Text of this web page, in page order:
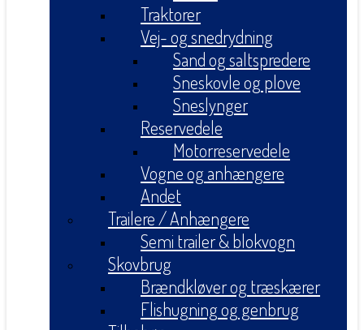
Traktorer
Vej- og snedrydning
Sand og saltspredere
Sneskovle og plove
Sneslynger
Reservedele
Motorreservedele
Vogne og anhængere
Andet
Trailere / Anhængere
Semi trailer & blokvogn
Skovbrug
Brændkløver og træskærer
Flishugning og genbrug